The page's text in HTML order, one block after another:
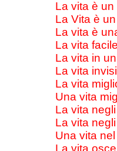
La vita è
La Vita è
La vita è
La vita
La vita in
La vita
La vita
Una vita
La vita
La vita
Una vita
La vita